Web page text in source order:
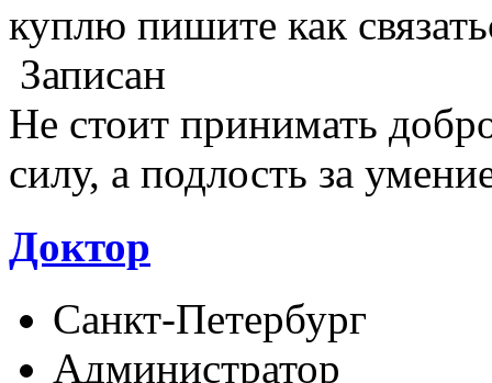
куплю пишите как
Записан
Не стоит принимать
силу, а подлость за
Доктор
Санкт-Петербург
Администратор